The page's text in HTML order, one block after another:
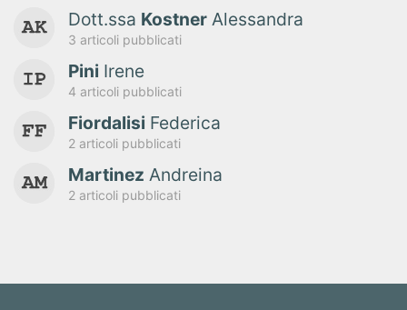
Dott.ssa Kostner Alessandra
3 articoli pubblicati
Pini Irene
4 articoli pubblicati
Fiordalisi Federica
2 articoli pubblicati
Martinez Andreina
2 articoli pubblicati